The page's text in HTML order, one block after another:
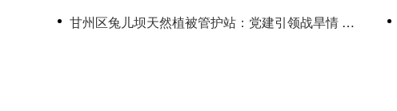
甘州区兔儿坝天然植被管护站：党建引领战旱情 志